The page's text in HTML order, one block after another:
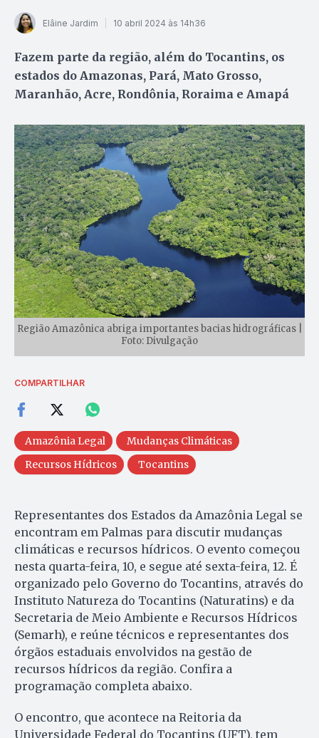
Elâine Jardim 10 abril 2024 às 14h36
Fazem parte da região, além do Tocantins, os
estados do Amazonas, Pará, Mato Grosso,
Maranhão, Acre, Rondônia, Roraima e Amapá
Região Amazônica abriga importantes bacias hidrográficas |
Foto: Divulgação
COMPARTILHAR
Amazônia Legal
Mudanças Climáticas
Recursos Hídricos
Tocantins
Representantes dos Estados da Amazônia Legal se
encontram em Palmas para discutir mudanças
climáticas e recursos hídricos. O evento começou
nesta quarta-feira, 10, e segue até sexta-feira, 12. É
organizado pelo Governo do Tocantins, através do
Instituto Natureza do Tocantins (Naturatins) e da
Secretaria de Meio Ambiente e Recursos Hídricos
(Semarh), e reúne técnicos e representantes dos
órgãos estaduais envolvidos na gestão de
recursos hídricos da região. Confira a
programação completa abaixo.
O encontro, que acontece na Reitoria da
Universidade Federal do Tocantins (UFT), tem